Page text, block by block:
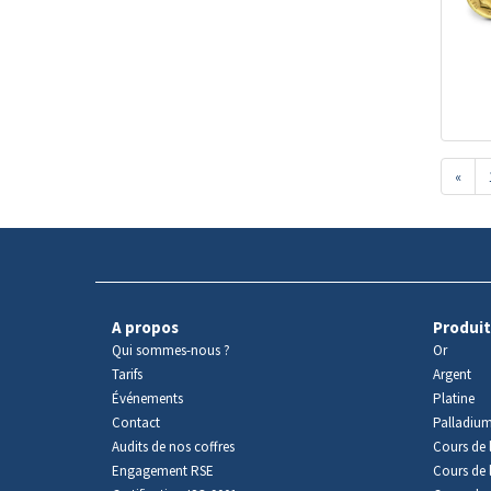
«
A propos
Qui sommes-nous ?
Tarifs
Événements
Contact
Audits de nos coffres
Engagement RSE
Or
Argent
Platine
Cours de
Cours de